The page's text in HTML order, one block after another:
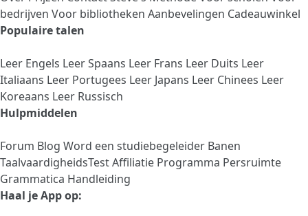
bedrijven Voor bibliotheken Aanbevelingen Cadeauwinkel
Populaire talen
Leer Engels Leer Spaans Leer Frans Leer Duits Leer
Italiaans Leer Portugees Leer Japans Leer Chinees Leer
Koreaans Leer Russisch
Hulpmiddelen
Forum Blog Word een studiebegeleider Banen
TaalvaardigheidsTestAffiliatie Programma Persruimte
Grammatica Handleiding
Haal je App op: